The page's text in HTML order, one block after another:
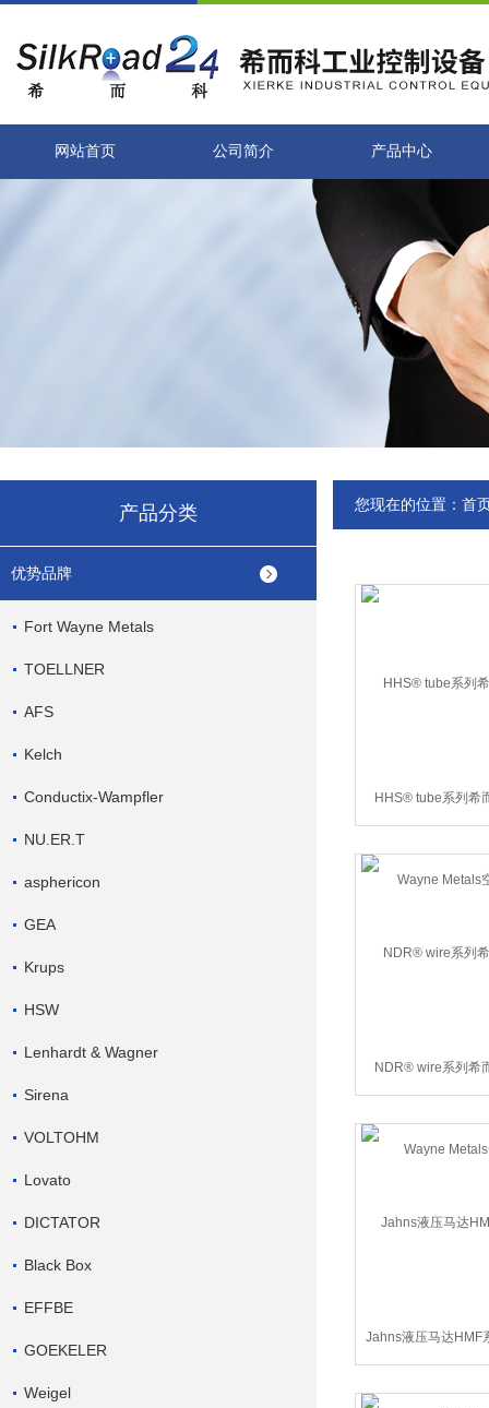
网站首页 公司简介 产品中心
产品分类
优势品牌
Fort Wayne Metals
TOELLNER
AFS
Kelch
Conductix-Wampfler
NU.ER.T
asphericon
GEA
Krups
HSW
Lenhardt & Wagner
Sirena
VOLTOHM
Lovato
DICTATOR
Black Box
EFFBE
GOEKELER
Weigel
您现在的位置： 首
HHS® tube系列希
Wayne Metals
NDR® wire系列希
Wayne
Jahns液压马达HMF
势供应